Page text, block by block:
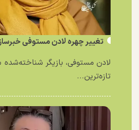
تغییر چهره لادن مستوفی
لادن مستوفی، بازیگر شناخته‌شده
تازه‌ترین...